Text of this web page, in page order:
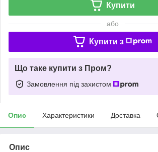
Купити
або
Купити з
Що таке купити з Пром?
Замовлення під захистом
Опис Характеристики Доставка
Опис